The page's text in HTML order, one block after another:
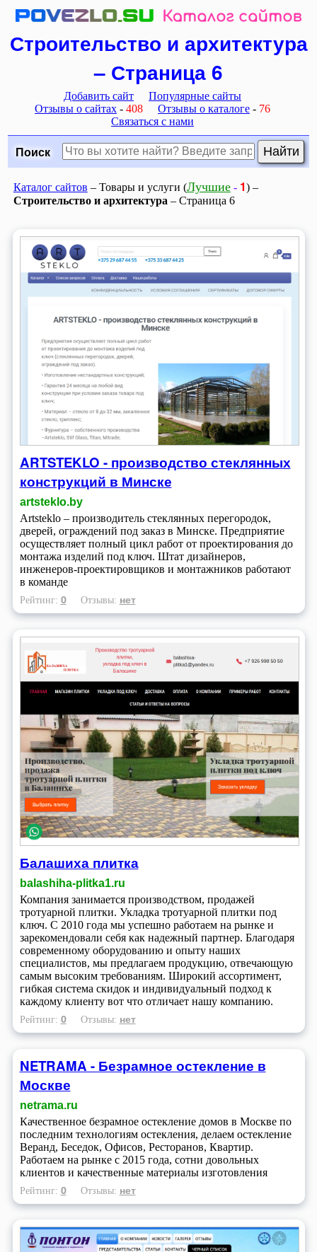
Строительство и архитектура
– Страница 6
Добавить сайт
Популярные сайты
Отзывы о сайтах - 408 Отзывы о каталоге - 76
Связаться с нами
Поиск
Каталог сайтов – Товары и услуги (Лучшие - 1) –
Строительство и архитектура – Страница 6
ARTSTEKLO - производство стеклянных
конструкций в Минске
artsteklo.by
Artsteklo – производитель стеклянных перегородок,
дверей, ограждений под заказ в Минске. Предприятие
осуществляет полный цикл работ от проектирования до
монтажа изделий под ключ. Штат дизайнеров,
инженеров-проектировщиков и монтажников работают
в команде
Рейтинг: 0 Отзывы: нет
Балашиха плитка
balashiha-plitka1.ru
Компания занимается производством, продажей
тротуарной плитки. Укладка тротуарной плитки под
ключ. С 2010 года мы успешно работаем на рынке и
зарекомендовали себя как надежный партнер. Благодаря
современному оборудованию и опыту наших
специалистов, мы предлагаем продукцию, отвечающую
самым высоким требованиям. Широкий ассортимент,
гибкая система скидок и индивидуальный подход к
каждому клиенту вот что отличает нашу компанию.
Рейтинг: 0 Отзывы: нет
NETRAMA - Безрамное остекление в
Москве
netrama.ru
Качественное безрамное остекление домов в Москве по
последним технологиям остекления, делаем остекление
Веранд, Беседок, Офисов, Ресторанов, Квартир.
Работаем на рынке с 2015 года, сотни довольных
клиентов и качественные материалы изготовления
Рейтинг: 0 Отзывы: нет